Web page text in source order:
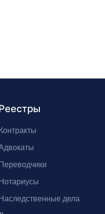
Контракты
Переводчики
Нотариусы
Наследственные дела